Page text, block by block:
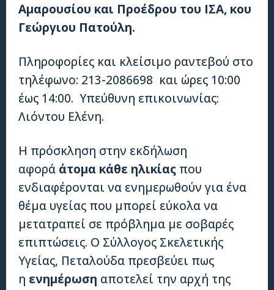
Αμαρουσίου και Προέδρου του ΙΣΑ, κου
Γεώργιου Πατούλη.
Πληροφορίες και κλείσιμο ραντεβού στο
τηλέφωνο: 213-2086698 και ώρες 10:00
έως 14:00. Υπεύθυνη επικοινωνίας:
Λιόντου Ελένη.
Η πρόσκληση στην εκδήλωση
αφορά άτομα κάθε ηλικίας που
ενδιαφέρονται να ενημερωθούν για ένα
θέμα υγείας που μπορεί εύκολα να
μετατραπεί σε πρόβλημα με σοβαρές
επιπτώσεις. Ο Σύλλογος Σκελετικής
Υγείας, Πεταλούδα πρεσβεύει πως
η ενημέρωση αποτελεί την αρχή της